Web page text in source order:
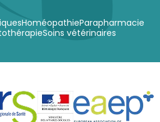
HoméopathieParapharmacie
Soins vétérinaires